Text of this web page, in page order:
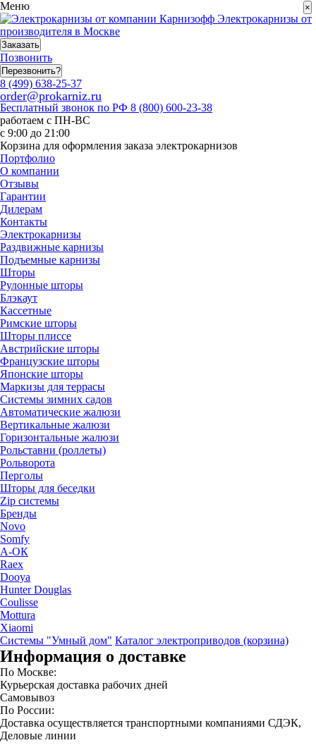
Меню
Электрокарнизы от
производителя в Москве
Заказать
Позвонить
Перезвонить?
8 (499) 638-25-37
order@prokarniz.ru
Бесплатный звонок по РФ 8 (800) 600-23-38
работаем с ПН-ВС
с 9:00 до 21:00
Корзина для оформления заказа электрокарнизов
Портфолио
О компании
Отзывы
Гарантии
Дилерам
Контакты
Электрокарнизы
Раздвижные карнизы
Подъемные карнизы
Шторы
Рулонные шторы
Блэкаут
Кассетные
Римские шторы
Шторы плиссе
Австрийские шторы
Французские шторы
Японские шторы
Маркизы для террасы
Системы зимних садов
Автоматические жалюзи
Вертикальные жалюзи
Горизонтальные жалюзи
Рольставни (роллеты)
Рольворота
Перголы
Шторы для беседки
Zip системы
Бренды
Novo
Somfy
А-ОК
Raex
Dooya
Hunter Douglas
Coulisse
Mottura
Xiaomi
Системы "Умный дом" Каталог электроприводов (корзина)
Информация о доставке
По Москве:
Курьерская доставка рабочих дней
Самовывоз
По России:
Доставка осуществляется транспортными компаниями СДЭК,
Деловые линии
×